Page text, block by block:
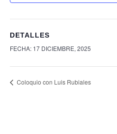
DETALLES
FECHA: 17 DICIEMBRE, 2025
Coloquio con Luis Rubiales